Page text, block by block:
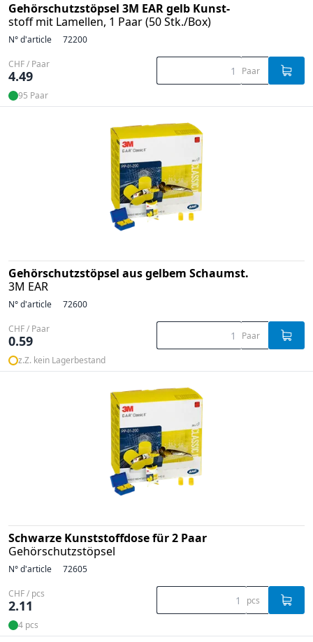
Gehörschutzstöpsel 3M EAR gelb Kunst-
stoff mit Lamellen, 1 Paar (50 Stk./Box)
N° d'article 72200
CHF / Paar
4.49 Paar
95 Paar
Gehörschutzstöpsel aus gelbem Schaumst.
3M EAR
N° d'article 72600
CHF / Paar
0.59 Paar
z.Z. kein Lagerbestand
Schwarze Kunststoffdose für 2 Paar
Gehörschutzstöpsel
N° d'article 72605
CHF / pcs
2.11 pcs
4 pcs